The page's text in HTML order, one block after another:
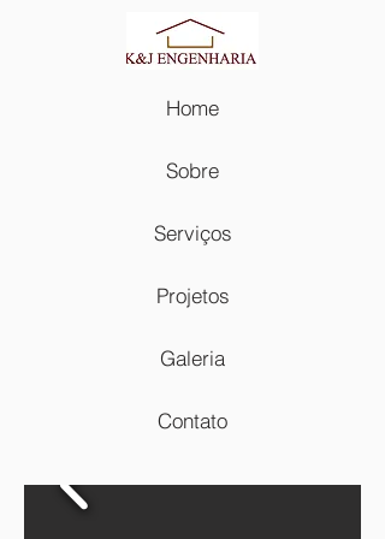
Projetos
Home
Contato
Sobre
Serviços
Galeria